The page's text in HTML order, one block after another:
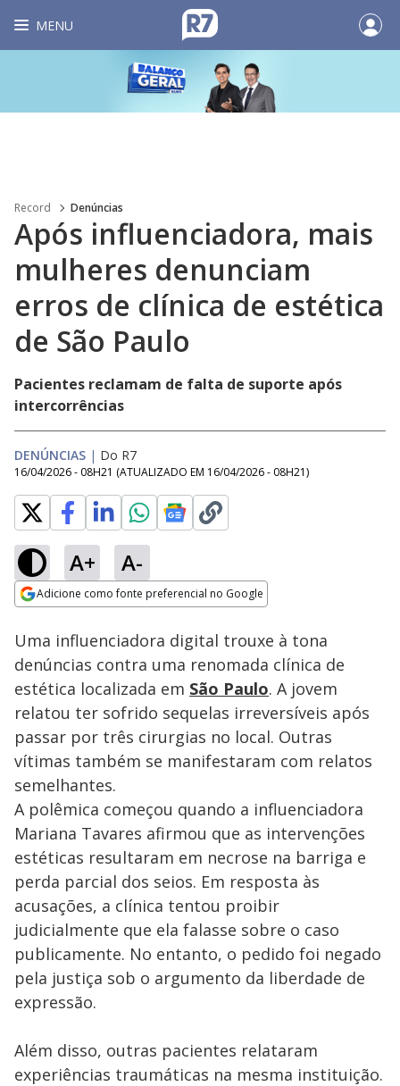
MENU
Record Denúncias
Após influenciadora, mais
mulheres denunciam
erros de clínica de estética
de São Paulo
Pacientes reclamam de falta de suporte após
intercorrências
DENÚNCIAS | Do R7
16/04/2026 - 08H21 (ATUALIZADO EM 16/04/2026 - 08H21)
A+ A-
Adicione como fonte preferencial no Google
Ativar
Loaded
13.73%
Uma influenciadora digital trouxe à tona
denúncias contra uma renomada clínica de
estética localizada em São Paulo. A jovem
relatou ter sofrido sequelas irreversíveis após
passar por três cirurgias no local. Outras
vítimas também se manifestaram com relatos
semelhantes.
A polêmica começou quando a influenciadora
Mariana Tavares afirmou que as intervenções
estéticas resultaram em necrose na barriga e
perda parcial dos seios. Em resposta às
acusações, a clínica tentou proibir
judicialmente que ela falasse sobre o caso
publicamente. No entanto, o pedido foi negado
pela justiça sob o argumento da liberdade de
expressão.
Além disso, outras pacientes relataram
experiências traumáticas na mesma instituição.